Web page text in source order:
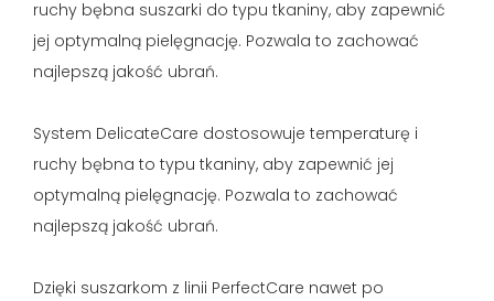
ruchy bębna suszarki do typu tkaniny, aby zapewnić
jej optymalną pielęgnację. Pozwala to zachować
najlepszą jakość ubrań.
System DelicateCare dostosowuje temperaturę i
ruchy bębna to typu tkaniny, aby zapewnić jej
optymalną pielęgnację. Pozwala to zachować
najlepszą jakość ubrań.
Dzięki suszarkom z linii PerfectCare nawet po